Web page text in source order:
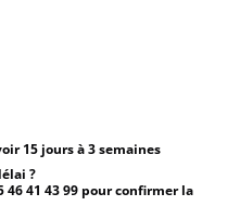
15 jours à 3 semaines
?
46 41 43 99 pour confirmer la